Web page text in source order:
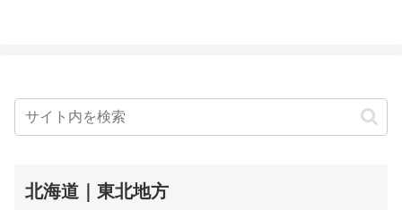
北海道｜東北地方